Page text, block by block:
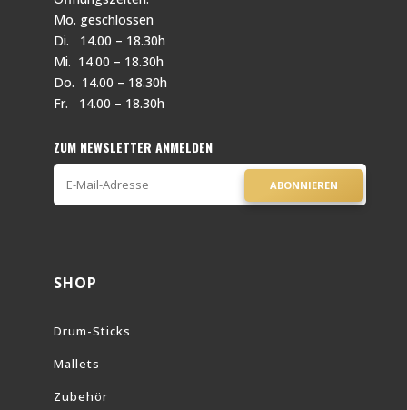
Mo. geschlossen
Di. 14.00 – 18.30h
Mi. 14.00 – 18.30h
Do. 14.00 – 18.30h
Fr. 14.00 – 18.30h
ZUM NEWSLETTER ANMELDEN
ABONNIEREN
SHOP
Drum-Sticks
Mallets
Zubehör